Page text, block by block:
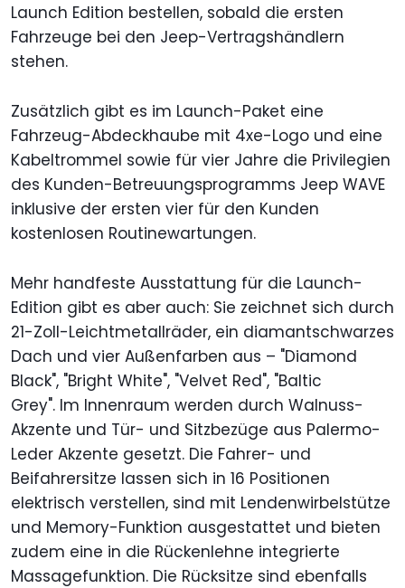
Launch Edition bestellen, sobald die ersten
Fahrzeuge bei den Jeep-Vertragshändlern
stehen.
Zusätzlich gibt es im Launch-Paket eine
Fahrzeug-Abdeckhaube mit 4xe-Logo und eine
Kabeltrommel sowie für vier Jahre die Privilegien
des Kunden-Betreuungsprogramms Jeep WAVE
inklusive der ersten vier für den Kunden
kostenlosen Routinewartungen.
Mehr handfeste Ausstattung für die Launch-
Edition gibt es aber auch: Sie zeichnet sich durch
21-Zoll-Leichtmetallräder, ein diamantschwarzes
Dach und vier Außenfarben aus – "Diamond
Black", "Bright White", "Velvet Red", "Baltic
Grey". Im Innenraum werden durch Walnuss-
Akzente und Tür- und Sitzbezüge aus Palermo-
Leder Akzente gesetzt. Die Fahrer- und
Beifahrersitze lassen sich in 16 Positionen
elektrisch verstellen, sind mit Lendenwirbelstütze
und Memory-Funktion ausgestattet und bieten
zudem eine in die Rückenlehne integrierte
Massagefunktion. Die Rücksitze sind ebenfalls